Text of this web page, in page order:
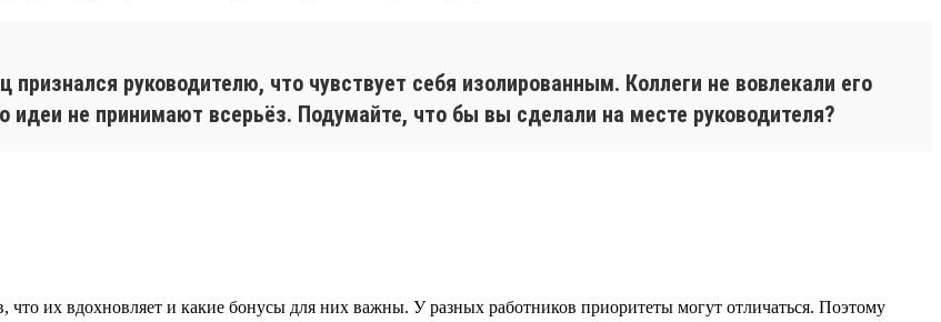
руководителю, что чувствует себя изолированным. Коллеги не вовлекали его
идеи не принимают всерьёз. Подумайте, что бы вы сделали на месте руководителя?
что их вдохновляет и какие бонусы для них важны. У разных работников приоритеты могут отличаться. Поэтому